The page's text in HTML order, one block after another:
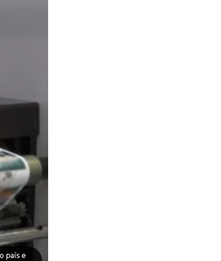
país e